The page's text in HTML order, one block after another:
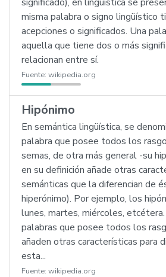
misma palabra o signo lingüístico
acepciones o significados. Una
aquella que tiene dos o más
relacionan entre sí.
Fuente: wikipedia.org
Hipónimo
En semántica lingüística, se
palabra que posee todos los
semas, de otra más general -su
en su definición añade otras
semánticas que la diferencian de
hiperónimo). Por ejemplo, los
lunes, martes, miércoles, etcétera.
palabras que posee todos los
añaden otras características para
esta...
Fuente: wikipedia.org